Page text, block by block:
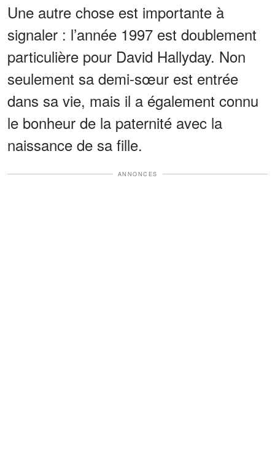
Une autre chose est importante à
signaler : l’année 1997 est doublement
particulière pour David Hallyday. Non
seulement sa demi-sœur est entrée
dans sa vie, mais il a également connu
le bonheur de la paternité avec la
naissance de sa fille.
ANNONCES